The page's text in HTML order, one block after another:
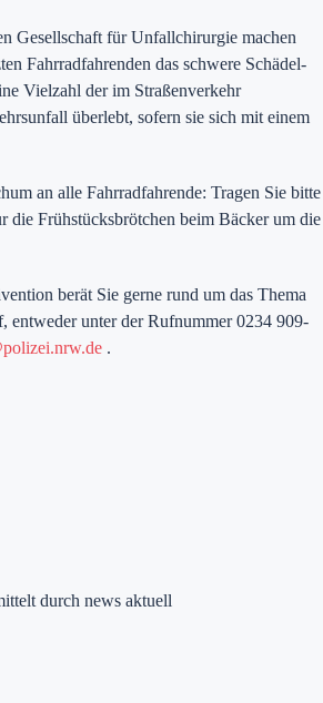
Gesellschaft für Unfallchirurgie machen
Fahrradfahrenden das schwere Schädel-
Vielzahl der im Straßenverkehr
überlebt, sofern sie sich mit einem
an alle Fahrradfahrende: Tragen Sie bitte
die Frühstücksbrötchen beim Bäcker um die
berät Sie gerne rund um das Thema
entweder unter der Rufnummer 0234 909-
.
durch news aktuell